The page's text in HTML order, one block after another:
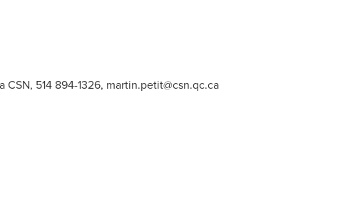
514 894-1326, martin.petit@csn.qc.ca